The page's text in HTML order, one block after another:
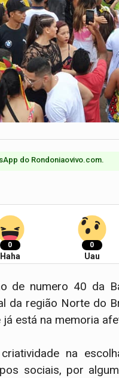
do Rondoniaovivo.com.​
0
Haha
0
Uau
de numero 40 da
da região Norte do
está na memoria
na
sociais, por